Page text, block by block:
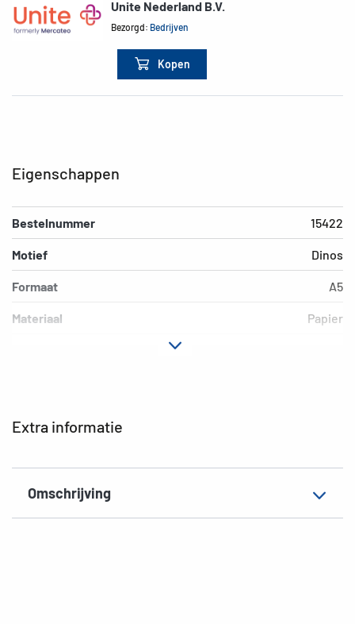
Unite Nederland B.V.
Bezorgd: Bedrijven
Kopen
Extra informatie
Omschrijving
Eigenschappen
Bestelnummer 15422
Motief Dinos
Formaat A5
Materiaal Papier